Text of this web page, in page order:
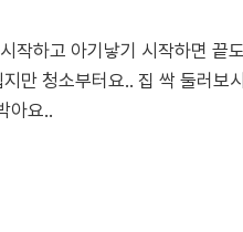
작하고 아기낳기 시작하면 끝
만 청소부터요.. 집 싹 둘러
아요..